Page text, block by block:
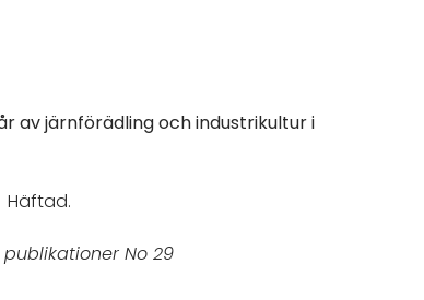
av järnförädling och industrikultur i
Häftad.
No 29